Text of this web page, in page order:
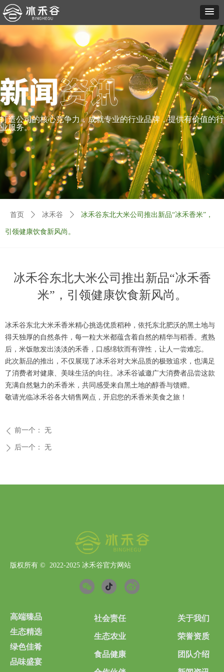
冰禾谷东北大米公司推出新品“冰禾香
米”，引领健康饮食新风尚。
冰禾谷东北大米禾香米精心挑选优质稻种，依托东北肥沃的黑土地与
得天独厚的自然条件，每一粒大米都蕴含着自然的精华与稻香。煮熟
后，米饭散发出淡淡的禾香，口感绵软而有弹性，让人一尝难忘。
此次新品的推出，不仅展现了冰禾谷对大米品质的极致追求，也满足
了消费者对健康、美味生活的向往。冰禾谷诚邀广大消费者品尝这款
充满自然魅力的禾香米，共同感受来自黑土地的醇香与馈赠。
敬请光临冰禾谷各大销售网点，开启您的禾香米美食之旅！
打造公司的核心竞争力，成就专业的行业品牌，提供有价值的行
业服务。
首页 ꄲ 冰禾谷 ꄲ 冰禾谷东北大米公司推出新品“冰禾香米”，
引领健康饮食新风尚。
ꄴ 前一个： 无
ꄲ 后一个： 无
版权所有 ©  2022-2025 冰禾谷官方网站
高端臻品
生态精选
绿色佳肴
品味盛宴
社会责任
生态农业
食品健康
关于我们
荣誉资质
团队介绍